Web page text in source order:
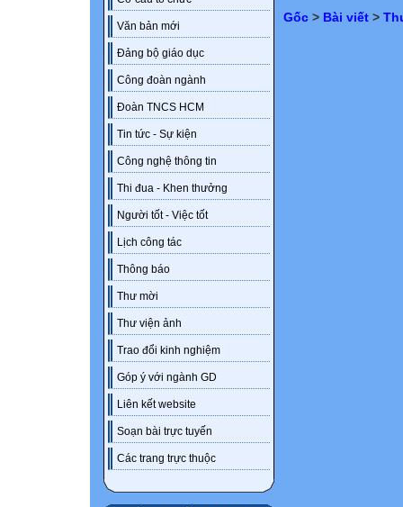
Văn bản mới
Đảng bộ giáo dục
Công đoàn ngành
Đoàn TNCS HCM
Tin tức - Sự kiện
Công nghệ thông tin
Thi đua - Khen thưởng
Người tốt - Việc tốt
Lịch công tác
Thông báo
Thư mời
Thư viện ảnh
Trao đổi kinh nghiệm
Góp ý với ngành GD
Liên kết website
Soạn bài trực tuyến
Các trang trực thuộc
Gốc > Bài viết >